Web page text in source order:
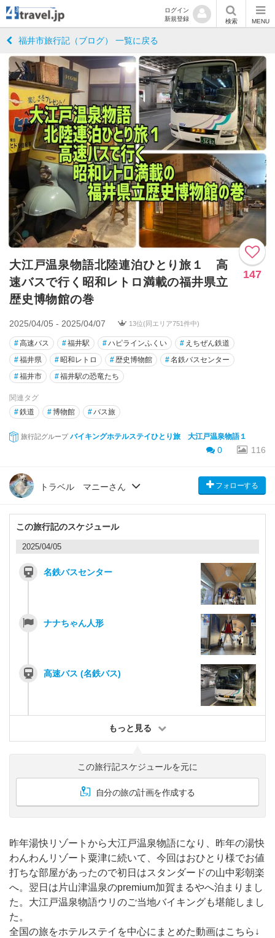
ログイン
新規登録
検索 MENU
福井市旅行記（ブログ） 一覧に戻る
大江戸温泉物語北陸連泊ひとり旅１ 高
速バスで行く昭和レトロ満載の福井県立
歴史博物館の巻
147
2025/04/05 - 2025/04/07 13位(同エリア751件中)
#高速バス #福井駅 #ハピラインふくい # えちぜん鉄道
#福井県 # 昭和レトロ #歴史博物館 #名鉄バスセンター
#福井市 #福井駅の恐竜たち
関連タグ
#鉄道 #博物館 #バス旅
旅行記グループ バイキングホテルステイひとり旅 大江戸温泉物語１
0 116
トラベル マニーさん フォローする
この旅行記のスケジュール
2025/04/05
名鉄バスセンター
ナナちゃん人形
高速バス (名鉄バス)
もっと見る
この旅行記スケジュールを元に
自分の旅の計画を作成する
昨年湯快リゾートから大江戸温泉物語になり、昨年の湯快
わんわんリゾート粟津に続いて、今回はおひとり様でお値
打ちな部屋があったので初日はスタンダードの山中彩朝楽
へ。翌日は片山津温泉のpremium加賀まるやへ泊まりまし
た。大江戸温泉物語ウリのご当地バイキングも堪能しまし
た。
全国の旅をホテルステイを中心にまとめた動画はこちら↓